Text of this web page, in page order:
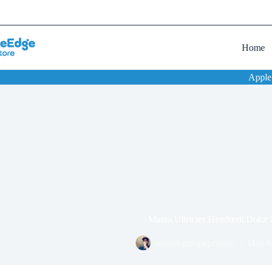
Home
Apple